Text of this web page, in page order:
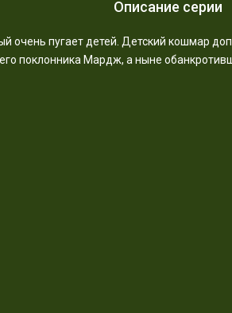
Описание серии
очень пугает детей. Детский кошмар
поклонника Мардж, а ныне